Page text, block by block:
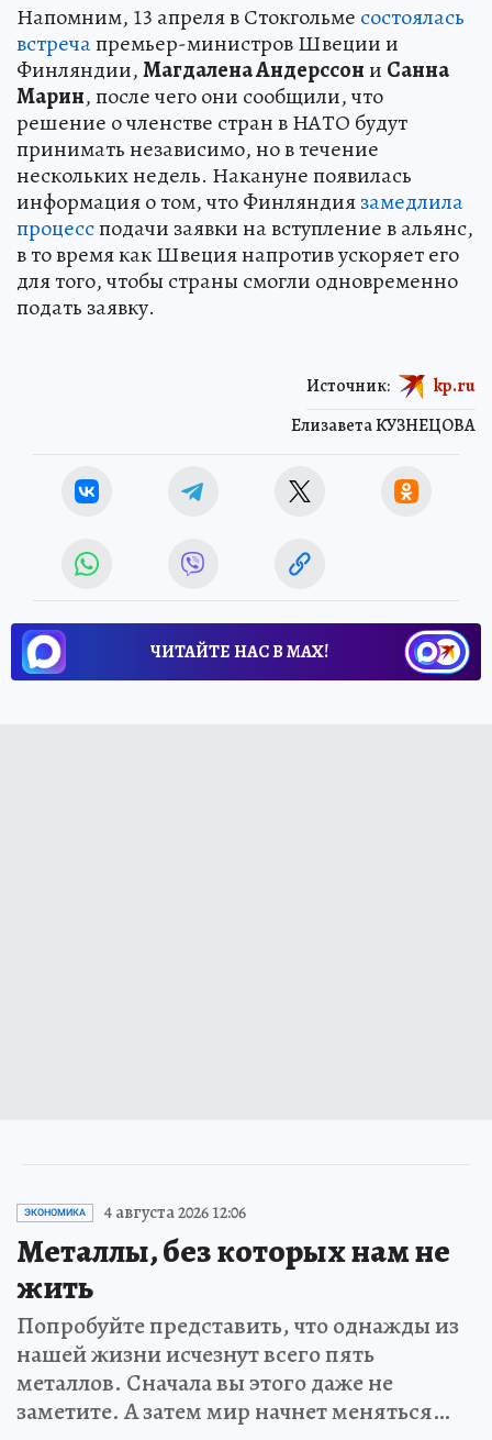
Напомним, 13 апреля в Стокгольме состоялась
встречапремьер-министров Швеции и
Финляндии,Магдалена Андерссони Санна
Марин, после чего они сообщили, что
решение о членстве стран в НАТО будут
принимать независимо, но в течение
нескольких недель. Накануне появилась
информация о том, что Финляндиязамедлила
процессподачи заявки на вступление в альянс,
в то время как Швеция напротив ускоряет его
для того, чтобы страны смогли одновременно
подать заявку.
Елизавета КУЗНЕЦОВА
Источник: kp.ru
ЧИТАЙТЕ НАС В МАХ!
ЭКОНОМИКА 4 августа 2026 12:06
Металлы, без которых нам не
жить
Попробуйте представить, что однажды из
нашей жизни исчезнут всего пять
металлов. Сначала вы этого даже не
заметите. А затем мир начнет меняться…